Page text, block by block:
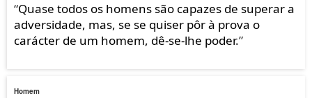
“Quase todos os homens são capazes de superar a
adversidade, mas, se se quiser pôr à prova o
carácter de um homem, dê-se-lhe poder.”
Homem